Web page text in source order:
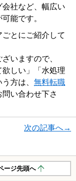
社など、幅広い
能です。
とにご紹介して
いますので、
欲しい」「水処理
方は、 無料転職
い合わせ下さ
次の記事へ→
ージ先頭へ